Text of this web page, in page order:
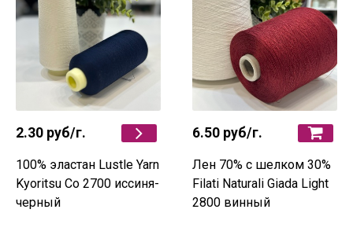
2.30 руб/г.
100% эластан Lustle Yarn
Kyoritsu Co 2700 иссиня-
черный
6.50 руб/г.
Лен 70% с шелком 30%
Filati Naturali Giada Light
2800 винный